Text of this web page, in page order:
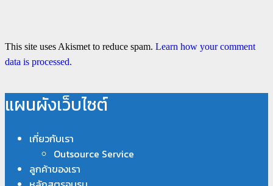
This site uses Akismet to reduce spam. Learn how your comment
data is processed.
แผนผังเว็บไซต์
เกี่ยวกับเรา
Outsource Service
ลูกค้าของเรา